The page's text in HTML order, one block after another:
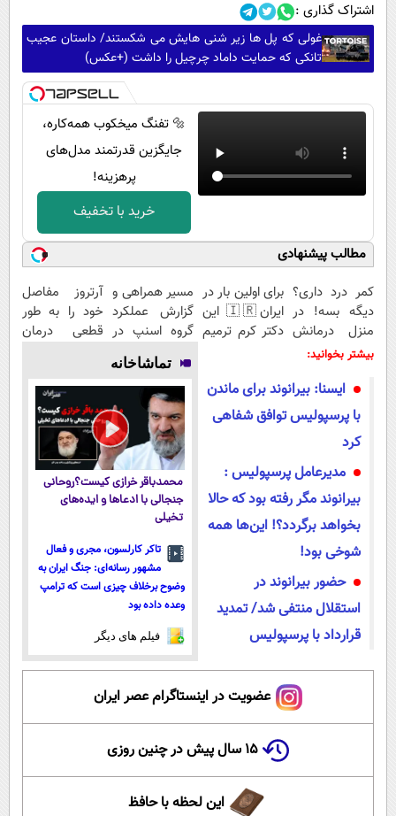
اشتراک گذاری :
غولی که پل ها زیر شنی هایش می شکستند/ داستان عجیب
تانکی که حمایت داماد چرچیل را داشت (+عکس)
🔩 تفنگ میخکوب همه‌کاره،
جایگزین قدرتمند مدل‌های
پرهزینه!
خرید با تخفیف
مطالب پیشنهادی
کمر درد داری؟
دیگه بسه! در
منزل درمانش
کن
برای اولین بار در
ایران🇮🇷 این
دکتر کرم ترمیم
مسیر همراهی و
گزارش عملکرد
گروه اسنپ در
آرتروز مفاصل
خود را به طور
قطعی درمان
بیشتر بخوانید:
ایسنا: بیرانوند برای ماندن
با پرسپولیس توافق شفاهی
کرد
مدیرعامل پرسپولیس :
بیرانوند مگر رفته بود که حالا
بخواهد برگردد؟! این‌ها همه
شوخی بود!
حضور بیرانوند در
استقلال منتفی شد/ تمدید
قرارداد با پرسپولیس
تماشاخانه
محمدباقر خرازی کیست؟روحانی
جنجالی با ادعاها و ایده‌های
تخیلی
تاکر کارلسون، مجری و فعال
مشهور رسانه‌ای: جنگ ایران به
وضوح برخلاف چیزی است که ترامپ
وعده داده بود
فیلم های دیگر
عضویت در اینستاگرام عصر ایران
۱۵ سال پیش در چنین روزی
این لحظه با حافظ